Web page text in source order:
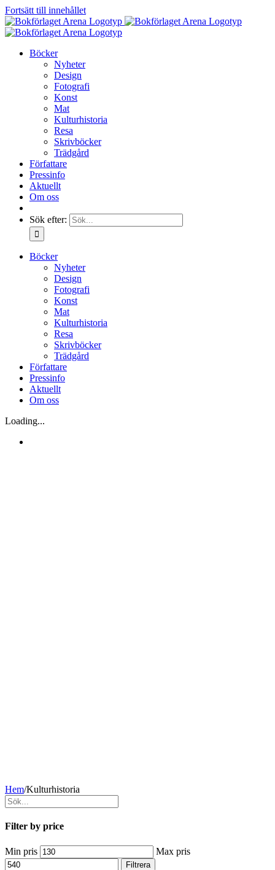
Fortsätt till innehållet
Böcker
Nyheter
Design
Fotografi
Konst
Mat
Kulturhistoria
Resa
Skrivböcker
Trädgård
Författare
Pressinfo
Aktuellt
Om oss
Sök efter:
Böcker
Nyheter
Design
Fotografi
Konst
Mat
Kulturhistoria
Resa
Skrivböcker
Trädgård
Författare
Pressinfo
Aktuellt
Om oss
Loading...
Hem/Kulturhistoria
Filter by price
Min pris Max pris
Filtrera